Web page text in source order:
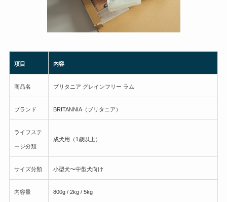
項目 内容
商品名 ブリタニア グレインフリー ラム
ブランド BRITANNIA（ブリタニア）
ライフステ
ージ分類
成犬用（1歳以上）
サイズ分類 小型犬〜中型犬向け
内容量 800g / 2kg / 5kg